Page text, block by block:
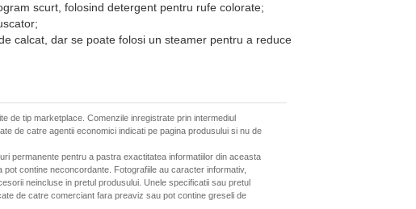
scurt, folosind detergent pentru rufe colorate;
calcat, dar se poate folosi un steamer pentru a reduce
de tip marketplace. Comenzile inregistrate prin intermediul
de catre agentii economici indicati pe pagina produsului si nu de
permanente pentru a pastra exactitatea informatiilor din aceasta
pot contine neconcordante. Fotografiile au caracter informativ,
neincluse in pretul produsului. Unele specificatii sau pretul
de catre comerciant fara preaviz sau pot contine greseli de